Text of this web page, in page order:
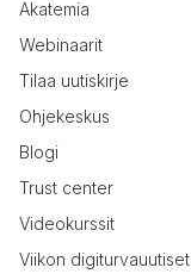
Akatemia
Webinaarit
Tilaa uutiskirje
Ohjekeskus
Blogi
Trust center
Videokurssit
Viikon digiturvauutiset